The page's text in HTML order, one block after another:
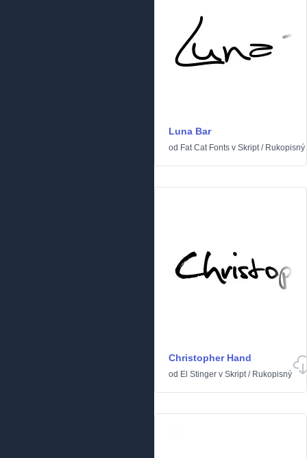
Luna Bar
od Fat Cat Fonts v Skript/ Rukopisný
Christopher Hand
od El Stinger v Skript/ Rukopisný